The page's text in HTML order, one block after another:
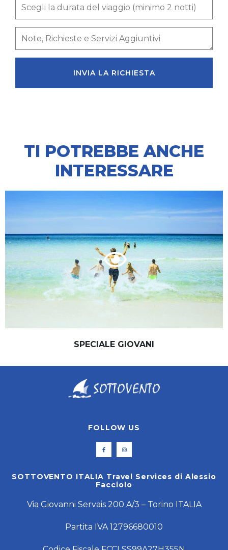
INVIA LA RICHIESTA
TI POTREBBE ANCHE
INTERESSARE
SPECIALE GIOVANI
FOLLOW US
SOTTOVENTO ITALIA Travel Services di Alessio
Facciolo
Via Giovanni Servais 200 A/3 – Torino ITALIA
Partita IVA 12796680010